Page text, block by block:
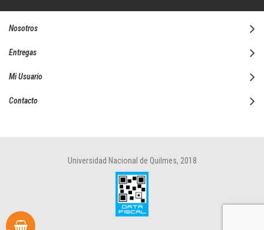
Nosotros
Entregas
Mi Usuario
Contacto
Universidad Nacional de Quilmes, 2018